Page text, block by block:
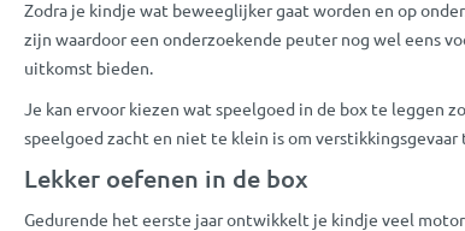
Zodra je kindje wat beweeglijker gaat worden en op
zijn waardoor een onderzoekende peuter nog wel eens
uitkomst bieden.
Je kan ervoor kiezen wat speelgoed in de box te leggen
speelgoed zacht en niet te klein is om
Lekker oefenen in de box
Gedurende het eerste jaar ontwikkelt je kindje veel